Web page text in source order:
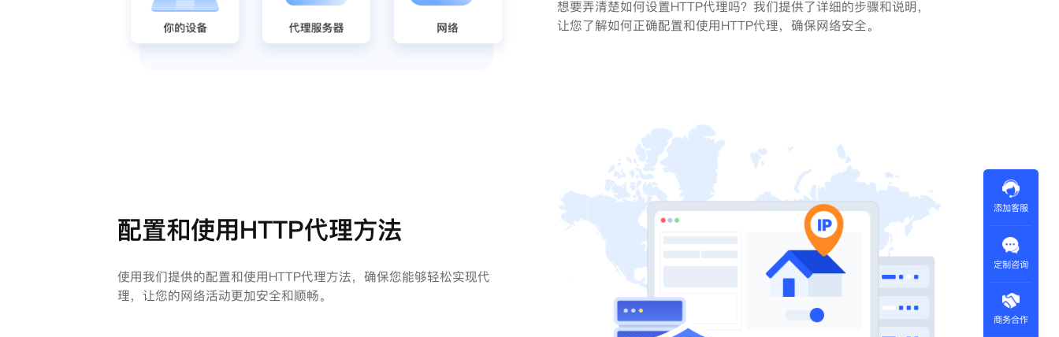
想要弄清楚如何设置HTTP代理吗？我们提供了详细的步骤和说明，
让您了解如何正确配置和使用HTTP代理，确保网络安全。
配置和使用HTTP代理方法
使用我们提供的配置和使用HTTP代理方法，确保您能够轻松实现代
理，让您的网络活动更加安全和顺畅。
添加客服
定制咨询
商务合作